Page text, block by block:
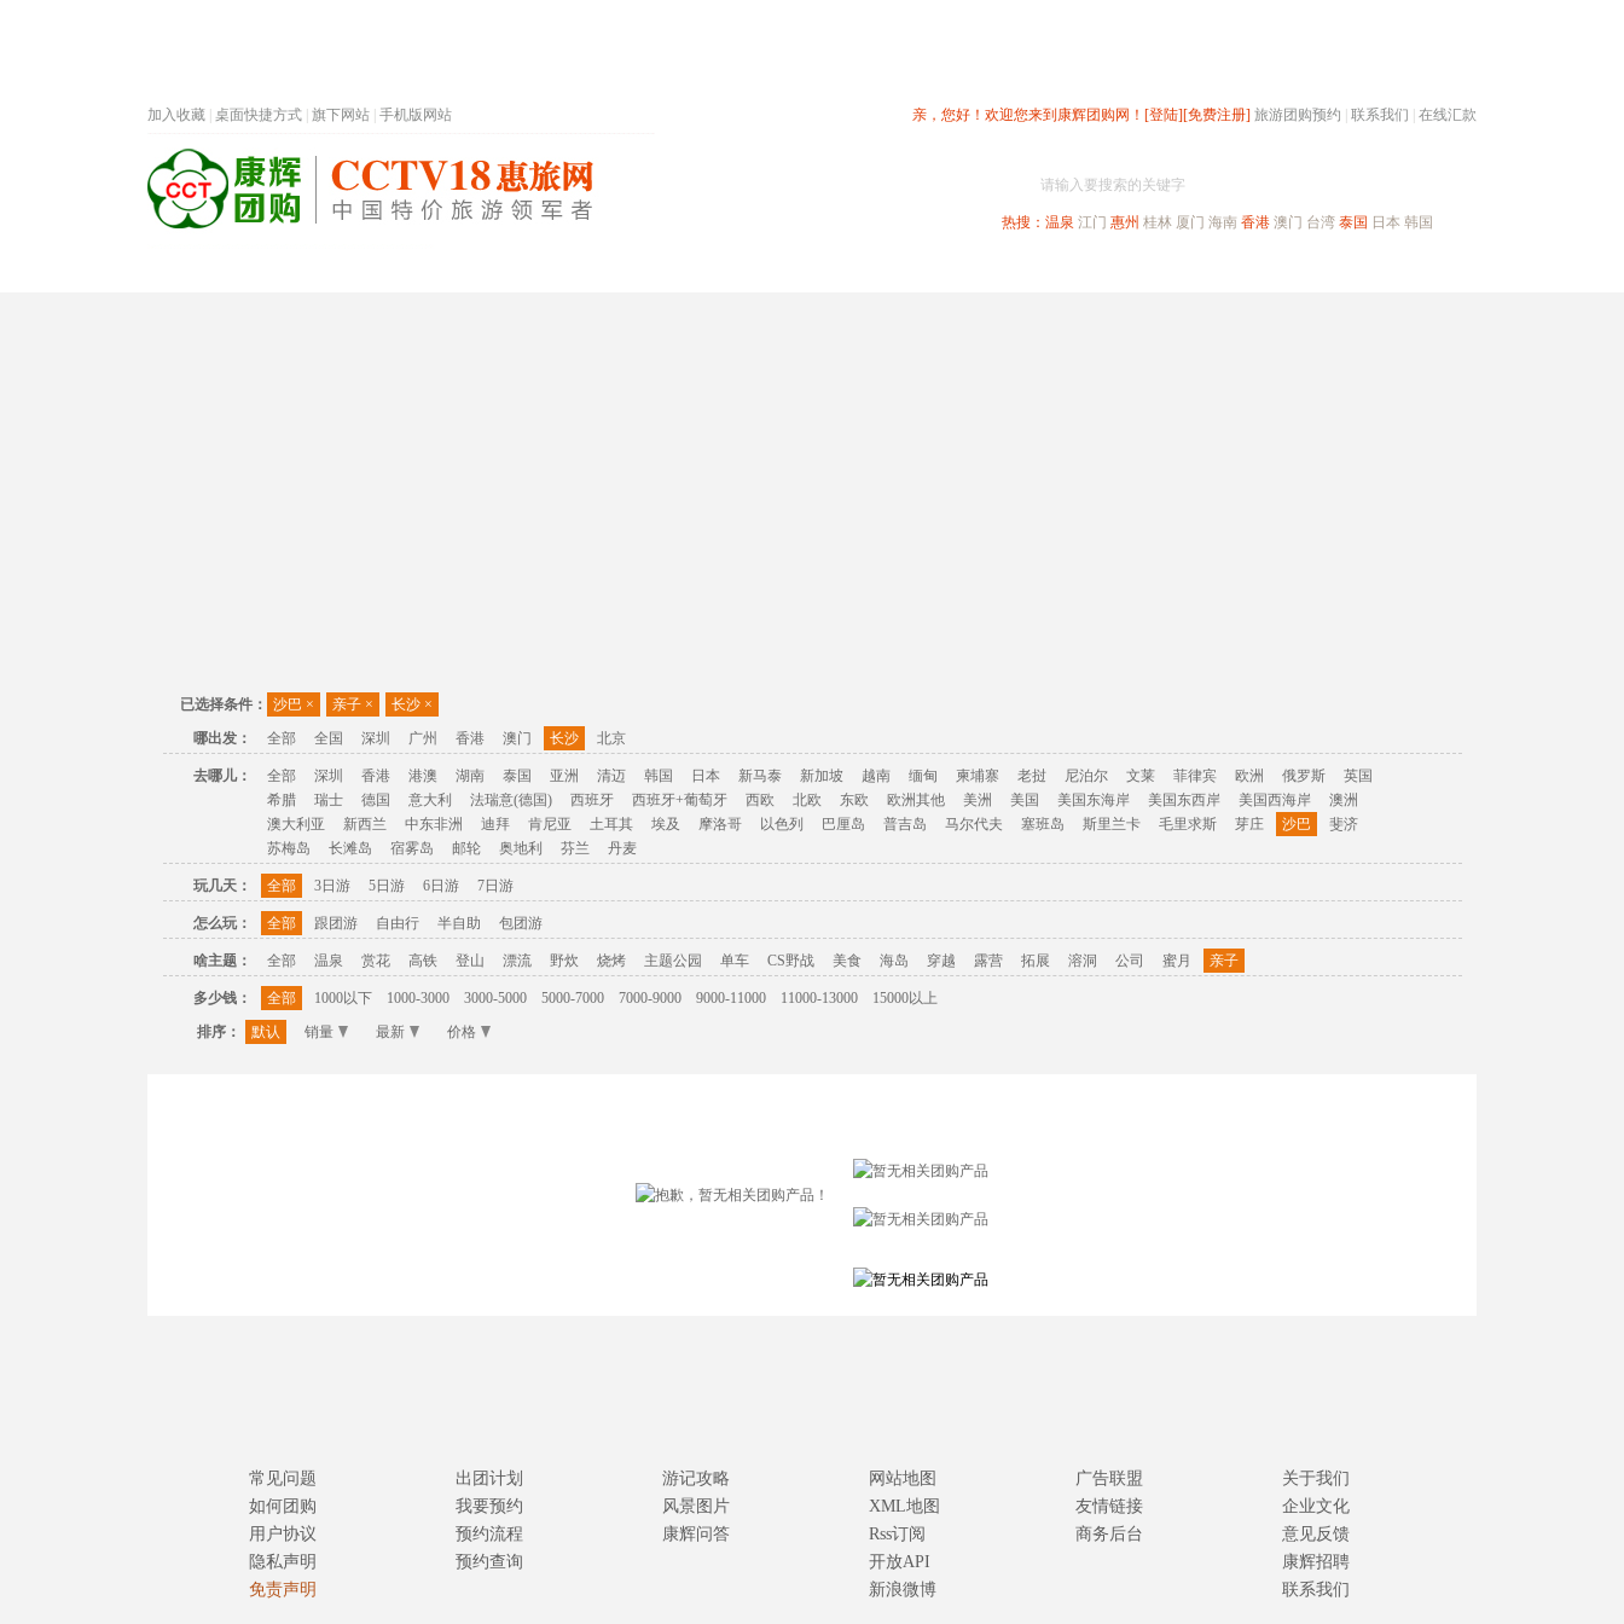
亲，您好！欢迎您来到康辉团购网！ [登陆][免费注册] 旅游团购预约 联系我们 在线汇款
加入收藏 桌面快捷方式 旗下网站 手机版网站
请输入要搜索的关键字
热搜： 温泉 江门 惠州 桂林 厦门 海南 香港 澳门 台湾 泰国 日本 韩国
已选择条件： 沙巴 × 亲子 × 长沙 ×
哪出发：
全部 全国 深圳 广州 香港 澳门 长沙 北京
去哪儿： 全部 深圳 香港 港澳 湖南 泰国 亚洲 清迈 韩国 日本 新马泰 新加坡 越南 缅甸 柬埔寨 老挝 尼泊尔 文莱 菲律宾 欧洲 俄罗斯
英国
希腊
瑞士 德国 意大利 法瑞意(德国) 西班牙 西班牙+葡萄牙 西欧 北欧 东欧 欧洲其他 美洲 美国 美国东海岸 美国东西岸 美国西海岸
澳洲
澳大利亚
新西兰 中东非洲 迪拜 肯尼亚 土耳其 埃及 摩洛哥 以色列 巴厘岛 普吉岛 马尔代夫 塞班岛 斯里兰卡 毛里求斯 芽庄 沙巴
斐济
苏梅岛
长滩岛 宿雾岛 邮轮 奥地利 芬兰 丹麦
玩几天： 全部 3日游 5日游 6日游 7日游
怎么玩： 全部 跟团游 自由行 半自助 包团游
啥主题： 全部 温泉 赏花 高铁 登山 漂流 野炊 烧烤 主题公园 单车 CS野战 美食 海岛 穿越 露营 拓展 溶洞 公司 蜜月 亲子
多少钱： 全部 1000以下 1000-3000 3000-5000 5000-7000 7000-9000 9000-11000 11000-13000
15000以上
排序：
默认 销量 最新 价格
常见问题
如何团购
用户协议
隐私声明
免责声明
出团计划
我要预约
预约流程
预约查询
游记攻略
风景图片
康辉问答
网站地图
XML地图
Rss订阅
开放API
新浪微博
广告联盟
友情链接
商务后台
关于我们
企业文化
意见反馈
康辉招聘
联系我们